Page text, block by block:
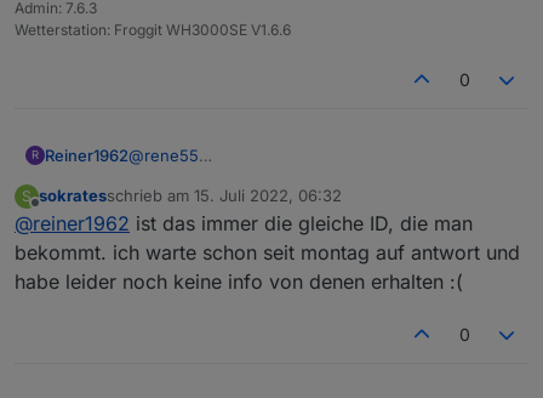
Admin: 7.6.3
Wetterstation: Froggit WH3000SE V1.6.6
0
R Reiner1962@rene55
dann sende ich Dir app_id & app_secret . Sollte
reichen :-)
S
Offline
sokratesschrieb am 15. Juli 2022, 06:32
zuletzt editiert von
@reiner1962 ist das immer die gleiche ID, die man
bekommt. ich warte schon seit montag auf antwort und
habe leider noch keine info von denen erhalten :(
0